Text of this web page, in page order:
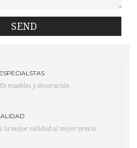
ESPECIALSTAS
muebles y decoración
la mejor calidad al mejor precio